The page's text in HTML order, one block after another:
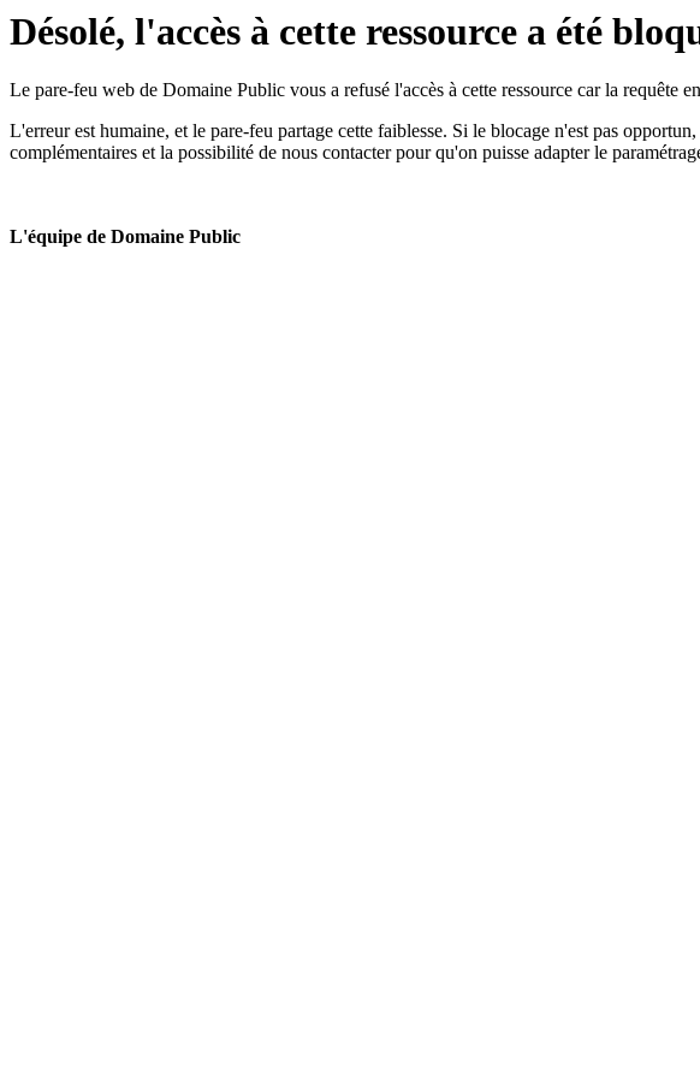
Désolé, l'accès à cette ressource a été
Le pare-feu web de Domaine Public vous a refusé l'accès à cette ressource car la requête
L'erreur est humaine, et le pare-feu partage cette faiblesse. Si le blocage n'est pas
complémentaires et la possibilité de nous contacter pour qu'on puisse adapter le
L'équipe de Domaine Public